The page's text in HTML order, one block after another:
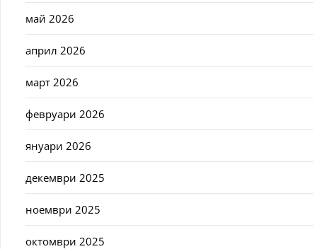
май 2026
април 2026
март 2026
февруари 2026
януари 2026
декември 2025
ноември 2025
октомври 2025